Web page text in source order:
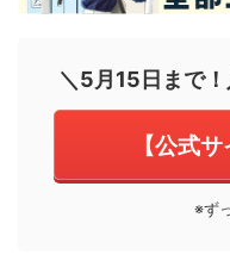
＼5月15日まで
【公式
※ず